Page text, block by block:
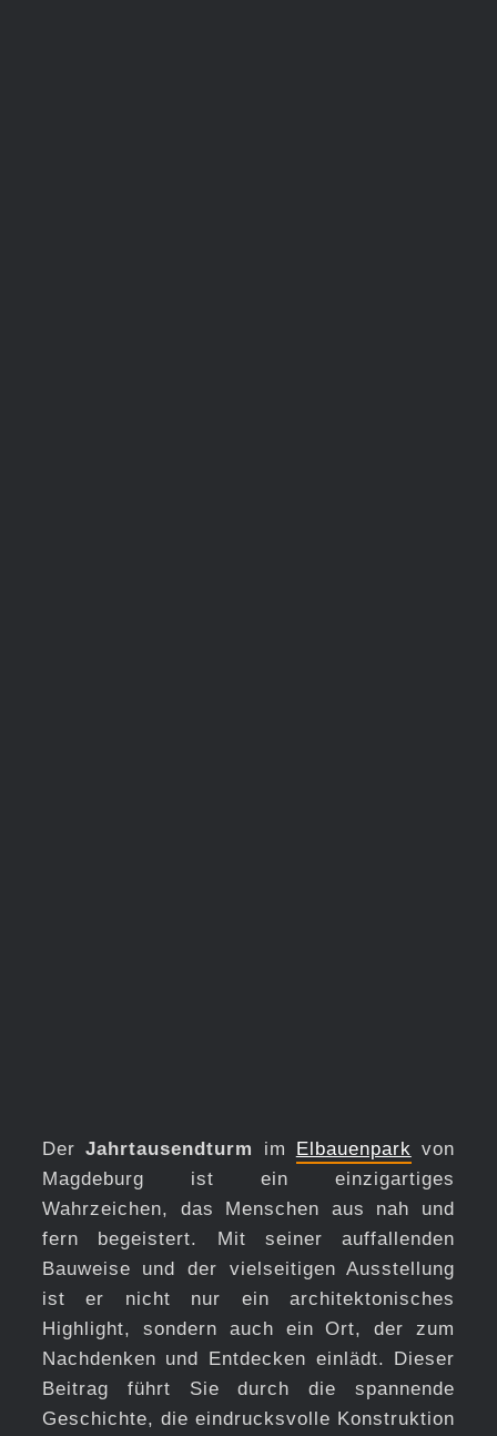
DerJahrtausendturm im Elbauenpark von
Magdeburg ist ein einzigartiges
Wahrzeichen, das Menschen aus nah und
fern begeistert. Mit seiner auffallenden
Bauweise und der vielseitigen Ausstellung
ist er nicht nur ein architektonisches
Highlight, sondern auch ein Ort, der zum
Nachdenken und Entdecken einlädt. Dieser
Beitrag führt Sie durch die spannende
Geschichte, die eindrucksvolle Konstruktion